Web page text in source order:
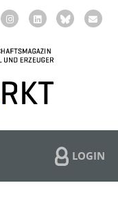
LOGIN